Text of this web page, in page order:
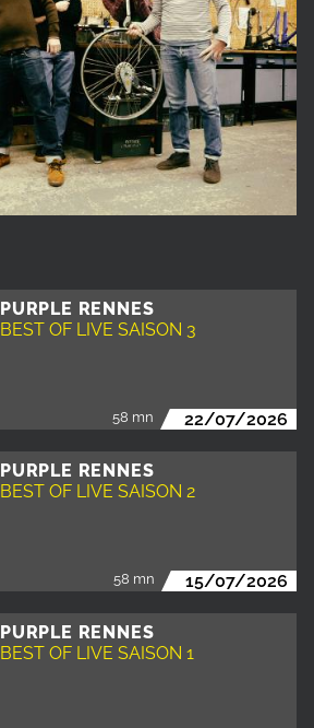
PURPLE RENNES
BEST OF LIVE SAISON 3
58 mn 22/07/2026
PURPLE RENNES
BEST OF LIVE SAISON 2
58 mn 15/07/2026
PURPLE RENNES
BEST OF LIVE SAISON 1